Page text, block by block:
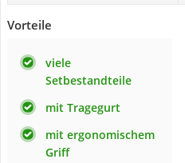
Vorteile
viele
Setbestandteile
mit Tragegurt
mit ergonomischem
Griff